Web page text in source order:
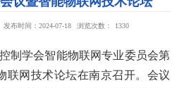
发布时间：2024-07-18 浏览次数： 1330
学会智能物联网专业委员会第
联网技术论坛在南京召开。会议